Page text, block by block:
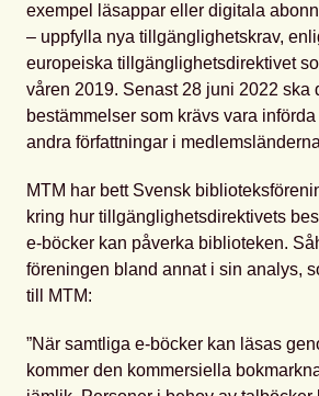
exempel läsappar eller digitala
– uppfylla nya tillgänglighetskrav,
europeiska tillgänglighetsdirektivet
våren 2019. Senast 28 juni 2022 ska
bestämmelser som krävs vara
andra författningar i
MTM har bett Svensk
kring hur tillgänglighetsdirektivets
e-böcker kan påverka biblioteken.
föreningen bland annat i sin analys,
till MTM:
”När samtliga e-böcker kan läsas
kommer den kommersiella